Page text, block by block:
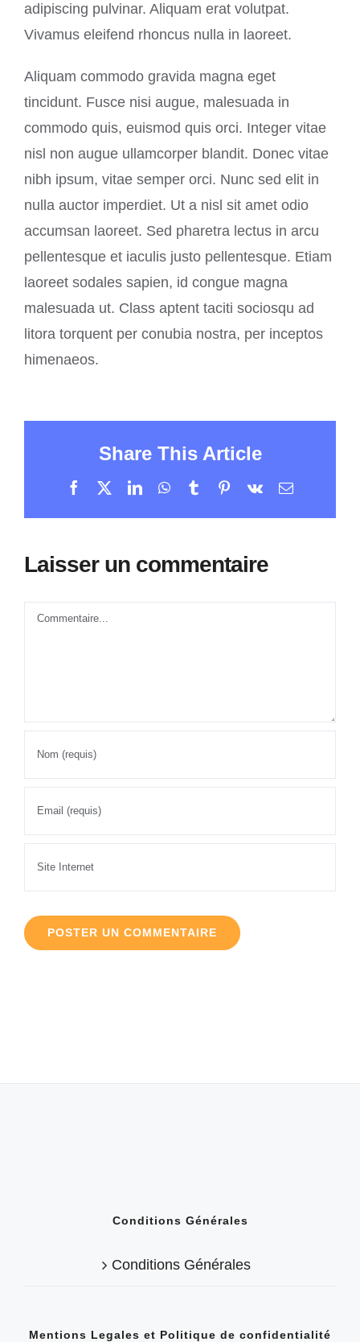
adipiscing pulvinar. Aliquam erat volutpat.
Vivamus eleifend rhoncus nulla in laoreet.
Aliquam commodo gravida magna eget
tincidunt. Fusce nisi augue, malesuada in
commodo quis, euismod quis orci. Integer vitae
nisl non augue ullamcorper blandit. Donec vitae
nibh ipsum, vitae semper orci. Nunc sed elit in
nulla auctor imperdiet. Ut a nisl sit amet odio
accumsan laoreet. Sed pharetra lectus in arcu
pellentesque et iaculis justo pellentesque. Etiam
laoreet sodales sapien, id congue magna
malesuada ut. Class aptent taciti sociosqu ad
litora torquent per conubia nostra, per inceptos
himenaeos.
Share This Article
Facebook LinkedInWhatsApp
TumblrPinterest
Vk Email
Laisser un commentaire
Commentaire
Conditions Générales
Conditions Générales
Mentions Legales et Politique de confidentialité